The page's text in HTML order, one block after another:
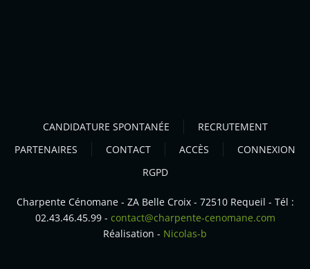
CANDIDATURE SPONTANÉE
RECRUTEMENT
PARTENAIRES
CONTACT ACCÈS
CONNEXION
RGPD
Charpente Cénomane - ZA Belle Croix - 72510 Requeil - Tél :
02.43.46.45.99 - contact@charpente-cenomane.com
Réalisation - Nicolas-b